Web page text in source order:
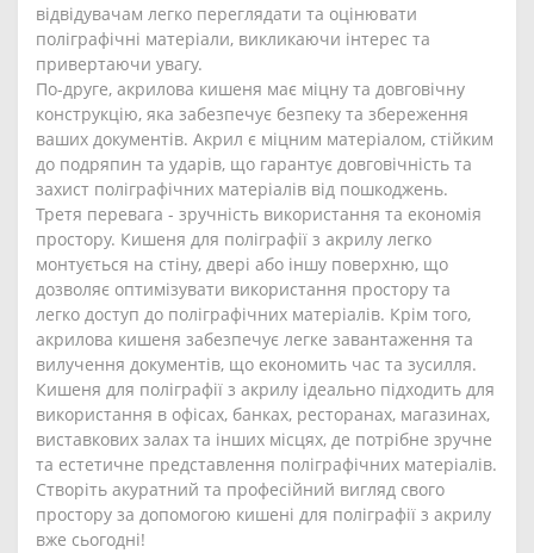
відвідувачам легко переглядати та оцінювати
поліграфічні матеріали, викликаючи інтерес та
привертаючи увагу.
По-друге, акрилова кишеня має міцну та довговічну
конструкцію, яка забезпечує безпеку та збереження
ваших документів. Акрил є міцним матеріалом, стійким
до подряпин та ударів, що гарантує довговічність та
захист поліграфічних матеріалів від пошкоджень.
Третя перевага - зручність використання та економія
простору. Кишеня для поліграфії з акрилу легко
монтується на стіну, двері або іншу поверхню, що
дозволяє оптимізувати використання простору та
легко доступ до поліграфічних матеріалів. Крім того,
акрилова кишеня забезпечує легке завантаження та
вилучення документів, що економить час та зусилля.
Кишеня для поліграфії з акрилу ідеально підходить для
використання в офісах, банках, ресторанах, магазинах,
виставкових залах та інших місцях, де потрібне зручне
та естетичне представлення поліграфічних матеріалів.
Створіть акуратний та професійний вигляд свого
простору за допомогою кишені для поліграфії з акрилу
вже сьогодні!